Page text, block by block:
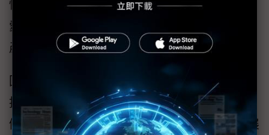
憶體行業協會將聯合北京大學積體電路學院、
愛集微（上海）科技有限公司，重磅發布存儲
產業榜單，敬請期待。
回顧GMIF2024峰會，經過激烈角逐，美光科
技、西部資料、Solidigm、長江存儲、長鑫存
儲、兆易創新、英特爾、Arm、瑞芯微、紫光展